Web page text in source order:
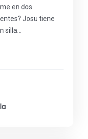
en dos
Josu tiene
silla…